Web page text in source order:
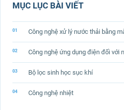
MỤC LỤC BÀI VIẾT
Công nghệ xử lý nước thải bằng
Công nghệ ứng dụng điện đối với
Bộ lọc sinh học sục khí
Công nghệ nhiệt